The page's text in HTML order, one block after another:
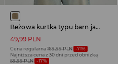
Beżowa kurtka typu barn jacket z kontrastowym kołnierzem
49,99 PLN
Cena regularna169,99 PLN -71%
Najniższa cena z 30 dni przed obniżką
59,99 PLN -17%